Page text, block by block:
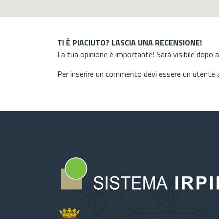
TI È PIACIUTO? LASCIA UNA RECENSIONE!
La tua opinione è importante! Sarà visibile dopo
Per inserire un commento devi essere un